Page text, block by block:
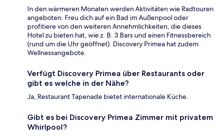
In den wärmeren Monaten werden Aktivitäten wie Radtouren
angeboten. Freu dich auf ein Bad im Außenpool oder
profitiere von den weiteren Annehmlichkeiten, die dieses
Hotel zu bieten hat, wie z. B. 3 Bars und einen Fitnessbereich
(rund um die Uhr geöffnet). Discovery Primea hat zudem
Wellnessangebote.
Verfügt Discovery Primea über Restaurants oder
gibt es welche in der Nähe?
Ja, Restaurant Tapenade bietet internationale Küche.
Gibt es bei Discovery Primea Zimmer mit privatem
Whirlpool?